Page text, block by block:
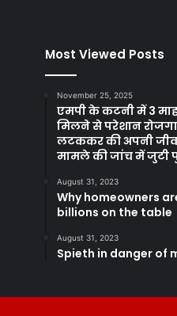
Most Viewed Posts
November 25, 2025
एमपी के कटनी में 3
मिलने से परेशान
लटककर की अपनी
मामले की जांच में जुटी
August 31, 2023
Why homeowners
billions on the table
August 31, 2023
Spieth in danger of